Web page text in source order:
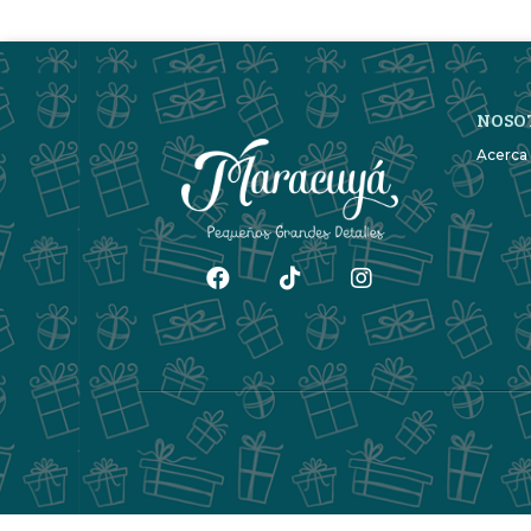
Acerca